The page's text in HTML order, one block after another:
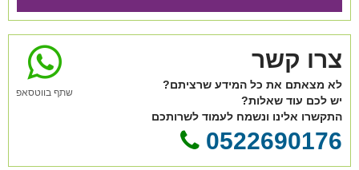
שתף בווטסאפ
צרו קשר
לא מצאתם את כל המידע שרציתם?
יש לכם עוד שאלות?
התקשרו אלינו ונשמח לעמוד לשרותכם
0522690176